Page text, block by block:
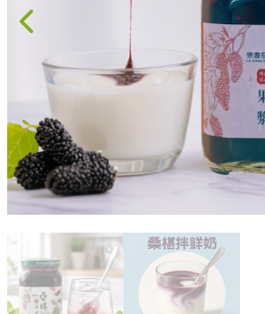
果乾、點心
果醬、蜂蜜
台灣茶
花果茶飲
加工飲品
花卉
加工生活用品
原民特區
農會商品
大量採購優惠專區
農業策略聯盟 送禮專區
優質水果